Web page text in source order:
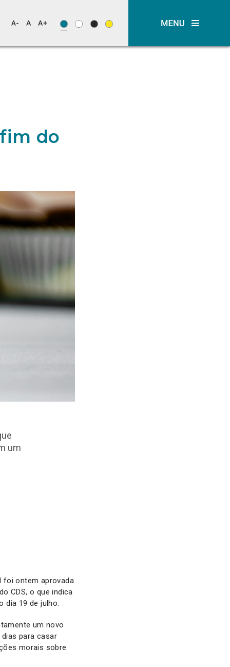
do
um
foi ontem aprovada
CDS, o que indica
dia 19 de julho.
um novo
para casar
morais sobre